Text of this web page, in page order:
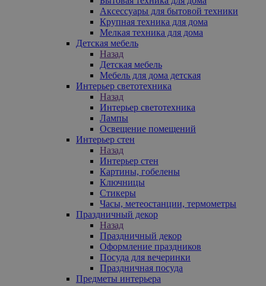
Аксессуары для бытовой техники
Крупная техника для дома
Мелкая техника для дома
Детская мебель
Назад
Детская мебель
Мебель для дома детская
Интерьер светотехника
Назад
Интерьер светотехника
Лампы
Освещение помещений
Интерьер стен
Назад
Интерьер стен
Картины, гобелены
Ключницы
Стикеры
Часы, метеостанции, термометры
Праздничный декор
Назад
Праздничный декор
Оформление праздников
Посуда для вечеринки
Праздничная посуда
Предметы интерьера